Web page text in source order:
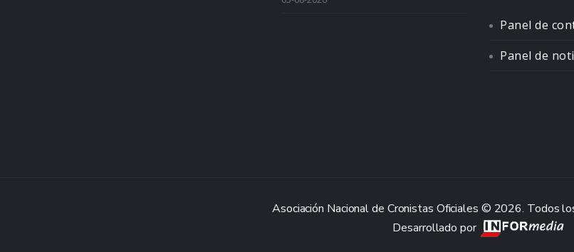
Panel de
Panel de
Asociación Nacional de Cronistas Oficiales © 2026. Todos
Desarrollado por